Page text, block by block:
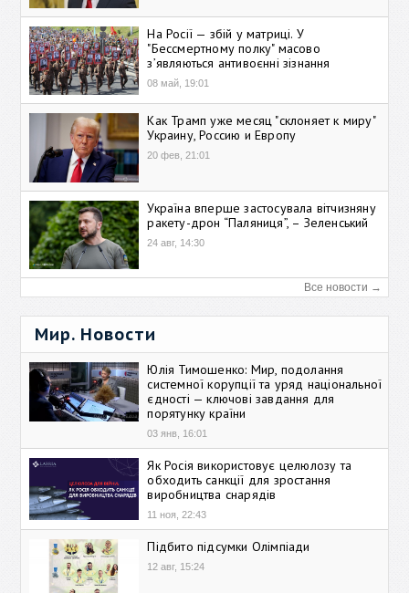
На Росії — збій у матриці. У
"Бессмертному полку" масово
зʼявляються антивоєнні зізнання
08 май, 19:01
Как Трамп уже месяц "склоняет к миру"
Украину, Россию и Европу
20 фев, 21:01
Україна вперше застосувала вітчизняну
ракету-дрон “Паляниця”, – Зеленський
24 авг, 14:30
Все новости →
Мир. Новости
Юлія Тимошенко: Мир, подолання
системної корупції та уряд національної
єдності — ключові завдання для
порятунку країни
03 янв, 16:01
Як Росія використовує целюлозу та
обходить санкції для зростання
виробництва снарядів
11 ноя, 22:43
Підбито підсумки Олімпіади
12 авг, 15:24